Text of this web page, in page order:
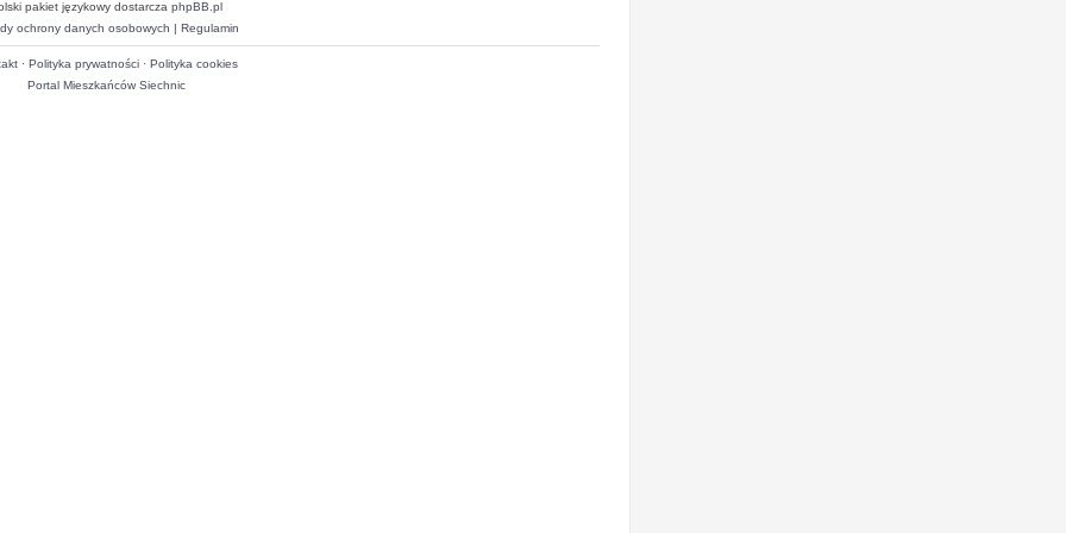
pakiet językowy dostarcza phpBB.pl
ochrony danych osobowych | Regulamin
· Polityka prywatności· Polityka cookies
Portal Mieszkańców Siechnic